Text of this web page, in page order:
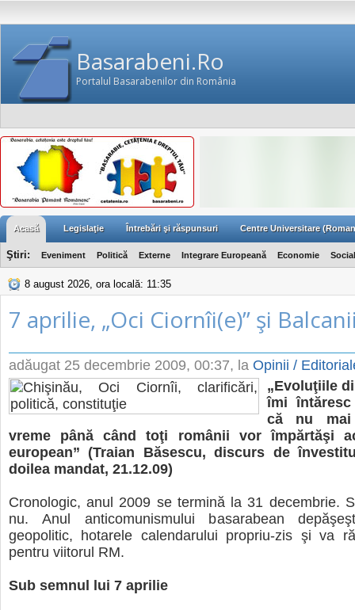
Basarabeni.Ro
Portalul Basarabenilor din România
Acasă Legislaţie Întrebări şi răspunsuri Centre Universitare
Ştiri: Eveniment Politică Externe Integrare Europeană Economie Social
8 august 2026, ora locală: 11:35
7 aprilie, „Oci Ciornîi(e)” şi
adăugat 25 decembrie 2009, 00:37, la Opinii /
„Evoluţiile
îmi întăresc
că nu mai
vreme până când toţi românii vor împărtăşi
european” (Traian Băsescu, discurs de
doilea mandat, 21.12.09)
Cronologic, anul 2009 se termină la 31 decembrie.
nu. Anul anticomunismului basarabean
geopolitic, hotarele calendarului propriu-zis şi va
pentru viitorul RM.
Sub semnul lui 7 aprilie